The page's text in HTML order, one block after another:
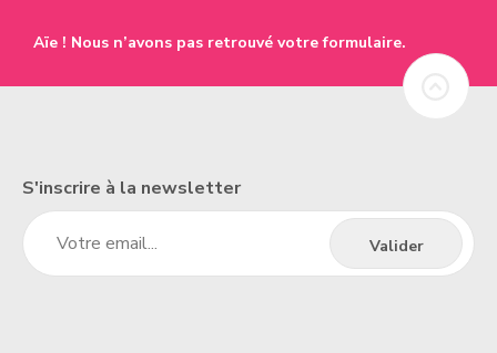
Aïe ! Nous n’avons pas retrouvé votre formulaire.
S'inscrire à la newsletter